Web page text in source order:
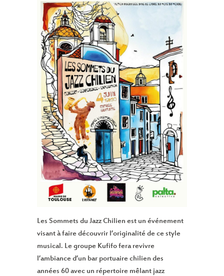
Les Sommets du Jazz Chilien est un événement
visant à faire découvrir l’originalité de ce style
musical. Le groupe Kufifo fera revivre
l’ambiance d’un bar portuaire chilien des
années 60 avec un répertoire mêlant jazz